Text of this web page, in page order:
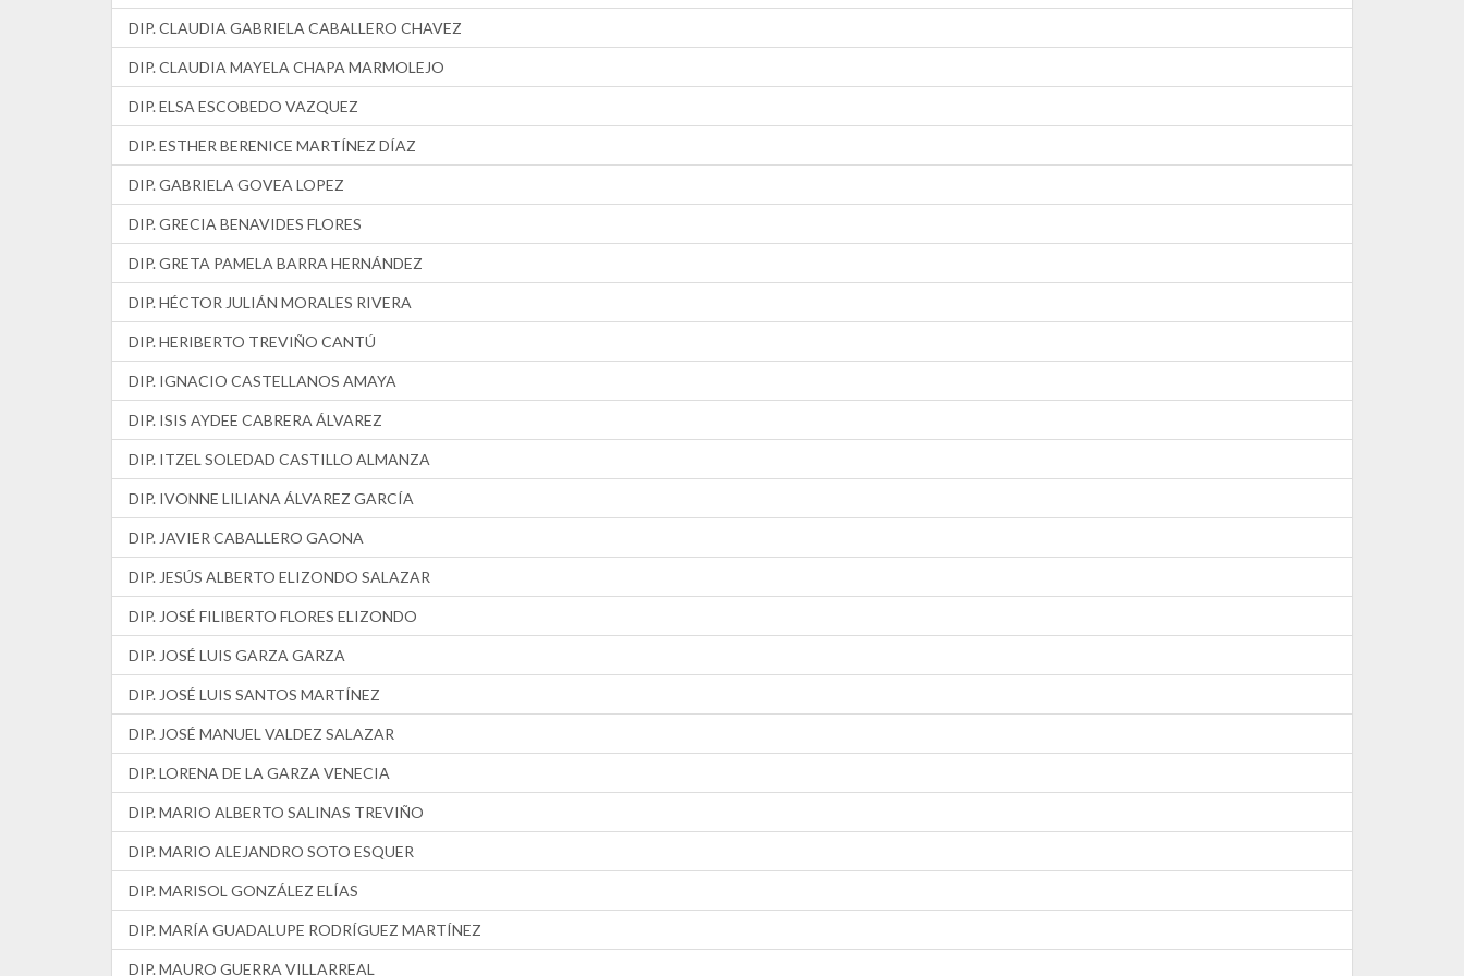
DIP. CLAUDIA GABRIELA CABALLERO CHAVEZ
DIP. CLAUDIA MAYELA CHAPA MARMOLEJO
DIP. ELSA ESCOBEDO VAZQUEZ
DIP. ESTHER BERENICE MARTÍNEZ DÍAZ
DIP. GABRIELA GOVEA LOPEZ
DIP. GRECIA BENAVIDES FLORES
DIP. GRETA PAMELA BARRA HERNÁNDEZ
DIP. HÉCTOR JULIÁN MORALES RIVERA
DIP. HERIBERTO TREVIÑO CANTÚ
DIP. IGNACIO CASTELLANOS AMAYA
DIP. ISIS AYDEE CABRERA ÁLVAREZ
DIP. ITZEL SOLEDAD CASTILLO ALMANZA
DIP. IVONNE LILIANA ÁLVAREZ GARCÍA
DIP. JAVIER CABALLERO GAONA
DIP. JESÚS ALBERTO ELIZONDO SALAZAR
DIP. JOSÉ FILIBERTO FLORES ELIZONDO
DIP. JOSÉ LUIS GARZA GARZA
DIP. JOSÉ LUIS SANTOS MARTÍNEZ
DIP. JOSÉ MANUEL VALDEZ SALAZAR
DIP. LORENA DE LA GARZA VENECIA
DIP. MARIO ALBERTO SALINAS TREVIÑO
DIP. MARIO ALEJANDRO SOTO ESQUER
DIP. MARISOL GONZÁLEZ ELÍAS
DIP. MARÍA GUADALUPE RODRÍGUEZ MARTÍNEZ
DIP. MAURO GUERRA VILLARREAL